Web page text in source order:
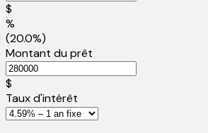
$
%
(20.0%)
Montant du prêt
$
Taux d'intérêt